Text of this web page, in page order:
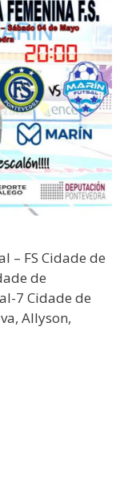
– FS Cidade de
de
7 Cidade de
Allyson,